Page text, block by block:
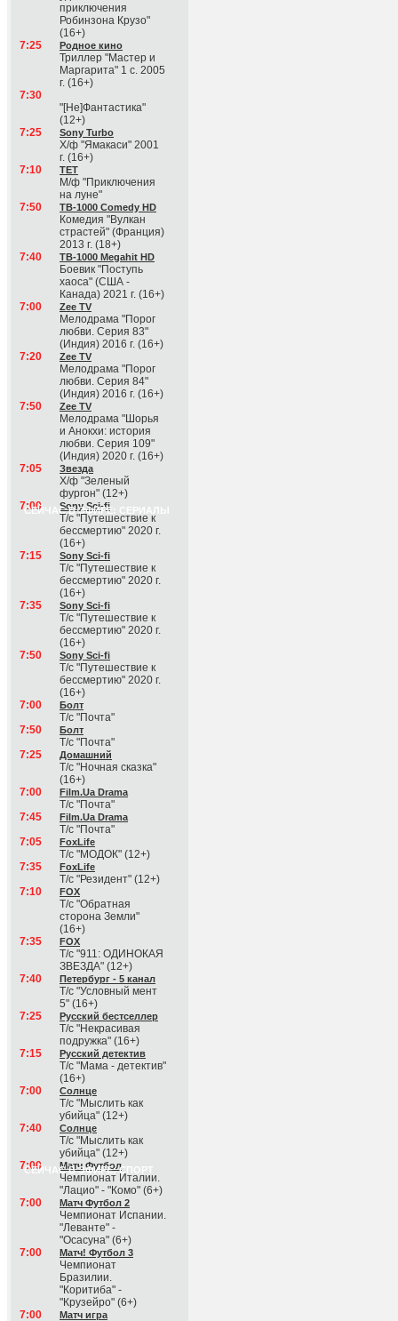
приключения
Робинзона Крузо"
(16+)
7:25
Родное кино
Триллер "Мастер и
Маргарита" 1 с. 2005
г. (16+)
7:30
"[Не]Фантастика"
(12+)
7:25
Sony Turbo
Х/ф "Ямакаси" 2001
г. (16+)
7:10
ТЕТ
М/ф "Приключения
на луне"
7:50
ТВ-1000 Comedy HD
Комедия "Вулкан
страстей" (Франция)
2013 г. (18+)
7:40
ТВ-1000 Megahit HD
Боевик "Поступь
хаоса" (США -
Канада) 2021 г. (16+)
7:00
Zee TV
Мелодрама "Порог
любви. Серия 83"
(Индия) 2016 г. (16+)
7:20
Zee TV
Мелодрама "Порог
любви. Серия 84"
(Индия) 2016 г. (16+)
7:50
Zee TV
Мелодрама "Шорья
и Анокхи: история
любви. Серия 109"
(Индия) 2020 г. (16+)
7:05
Звезда
Х/ф "Зеленый
фургон" (12+)
СЕЙЧАС В ЭФИРЕ: СЕРИАЛЫ
7:00 Sony Sci-fi
Т/с "Путешествие к
бессмертию" 2020 г.
(16+)
7:15
Sony Sci-fi
Т/с "Путешествие к
бессмертию" 2020 г.
(16+)
7:35
Sony Sci-fi
Т/с "Путешествие к
бессмертию" 2020 г.
(16+)
7:50
Sony Sci-fi
Т/с "Путешествие к
бессмертию" 2020 г.
(16+)
7:00
Болт
Т/с "Почта"
7:50
Болт
Т/с "Почта"
7:25
Домашний
Т/с "Ночная сказка"
(16+)
7:00
Film.Ua Drama
Т/с "Почта"
7:45
Film.Ua Drama
Т/с "Почта"
7:05
FoxLife
Т/с "МОДОК" (12+)
7:35
FoxLife
Т/с "Резидент" (12+)
7:10
FOX
Т/с "Обратная
сторона Земли"
(16+)
7:35
FOX
Т/с "911: ОДИНОКАЯ
ЗВЕЗДА" (12+)
7:40
Петербург - 5 канал
Т/с "Условный мент
5" (16+)
7:25
Русский бестселлер
Т/с "Некрасивая
подружка" (16+)
7:15
Русский детектив
Т/с "Мама - детектив"
(16+)
7:00
Солнце
Т/с "Мыслить как
убийца" (12+)
7:40
Солнце
Т/с "Мыслить как
убийца" (12+)
СЕЙЧАС В ЭФИРЕ: СПОРТ
7:00 Матч Футбол
Чемпионат Италии.
"Лацио" - "Комо" (6+)
7:00
Матч Футбол 2
Чемпионат Испании.
"Леванте" -
"Осасуна" (6+)
7:00
Матч! Футбол 3
Чемпионат
Бразилии.
"Коритиба" -
"Крузейро" (6+)
7:00
Матч игра